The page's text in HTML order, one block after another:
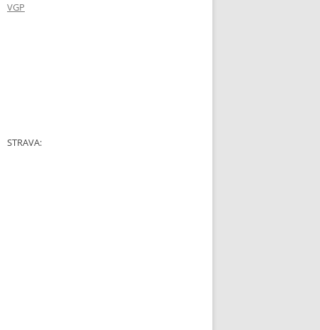
VGP
STRAVA: